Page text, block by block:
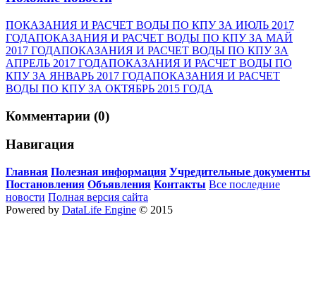
ПОКАЗАНИЯ И РАСЧЕТ ВОДЫ ПО КПУ ЗА ИЮЛЬ 2017
ГОДАПОКАЗАНИЯ И РАСЧЕТ ВОДЫ ПО КПУ ЗА МАЙ
2017 ГОДАПОКАЗАНИЯ И РАСЧЕТ ВОДЫ ПО КПУ ЗА
АПРЕЛЬ 2017 ГОДАПОКАЗАНИЯ И РАСЧЕТ ВОДЫ ПО
КПУ ЗА ЯНВАРЬ 2017 ГОДАПОКАЗАНИЯ И РАСЧЕТ
ВОДЫ ПО КПУ ЗА ОКТЯБРЬ 2015 ГОДА
Комментарии (0)
Навигация
Главная Полезная информация Учредительные документы
Постановления Объявления Контакты Все последние
новости Полная версия сайта
Powered by DataLife Engine © 2015